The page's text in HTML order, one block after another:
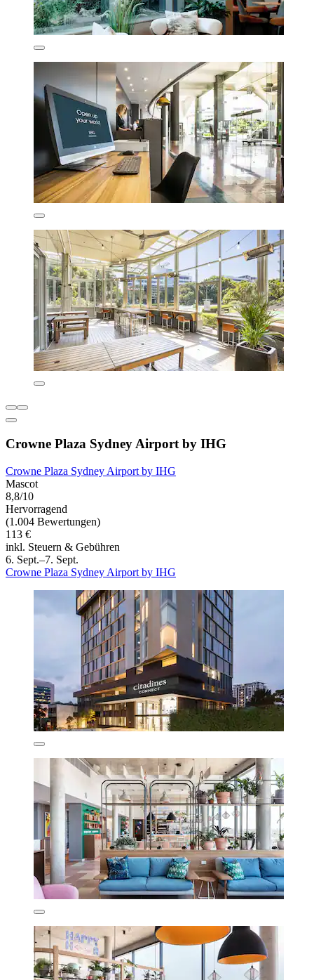
Crowne Plaza Sydney Airport by IHG
Crowne Plaza Sydney Airport by IHG
Mascot
8,8/10
Hervorragend
(1.004 Bewertungen)
113 €
inkl. Steuern & Gebühren
6. Sept.–7. Sept.
Crowne Plaza Sydney Airport by IHG